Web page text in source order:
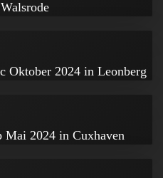
Oktober 2024 in Leonberg
2024 in Cuxhaven